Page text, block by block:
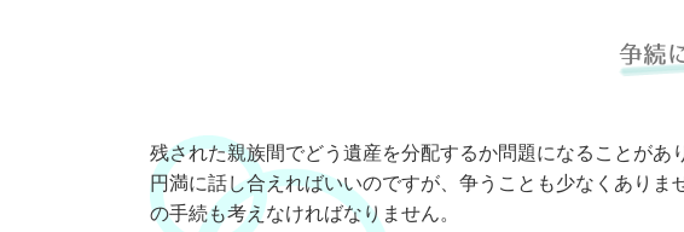
争続
残された親族間でどう遺産を分配するか問題になることがあ
円満に話し合えればいいのですが、争うことも少なくあり
の手続も考えなければなりません。